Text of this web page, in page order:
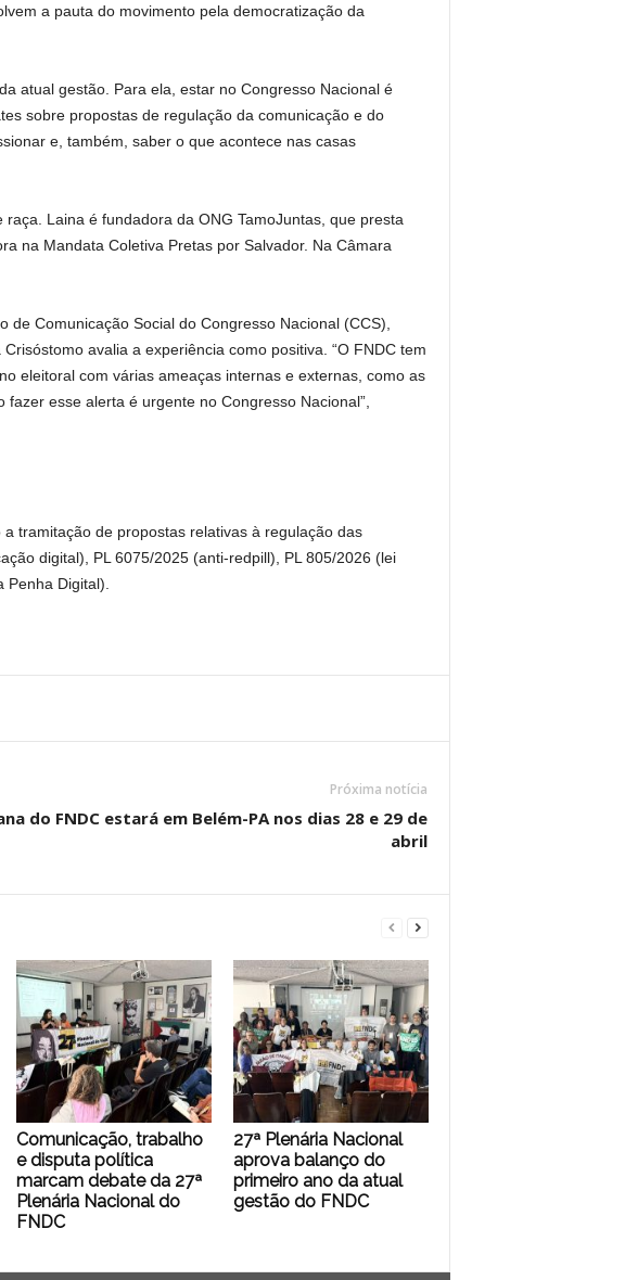
a pauta do movimento pela democratização da
atual gestão. Para ela, estar no Congresso Nacional é
sobre propostas de regulação da comunicação e do
e, também, saber o que acontece nas casas
Laina é fundadora da ONG TamoJuntas, que presta
na Mandata Coletiva Pretas por Salvador. Na Câmara
Comunicação Social do Congresso Nacional (CCS),
avalia a experiência como positiva. “O FNDC tem
eleitoral com várias ameaças internas e externas, como as
esse alerta é urgente no Congresso Nacional”,
tramitação de propostas relativas à regulação das
digital), PL 6075/2025 (anti-redpill), PL 805/2026 (lei
Digital).
Próxima notícia
do FNDC estará em Belém-PA nos dias 28 e 29 de
abril
Comunicação, trabalho
e disputa política
marcam debate da 27ª
Plenária Nacional do
FNDC
27ª Plenária Nacional
aprova balanço do
primeiro ano da atual
gestão do FNDC